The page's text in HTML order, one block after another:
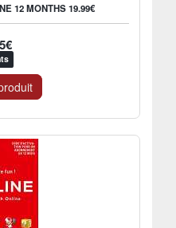
12 MONTHS 19.99€